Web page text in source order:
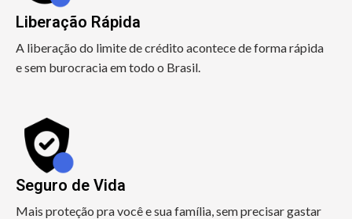
Liberação Rápida
A liberação do limite de crédito acontece de forma rápida
e sem burocracia em todo o Brasil.
Seguro de Vida
Mais proteção pra você e sua família, sem precisar gastar